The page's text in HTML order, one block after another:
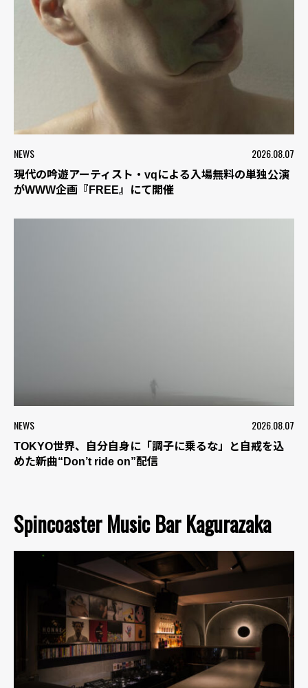
NEWS 2026.08.07
現代の吟遊アーティスト・vqによる入場無料の単独公演
がWWW企画『FREE』にて開催
NEWS 2026.08.07
TOKYO世界、自分自身に「調子に乗るな」と自戒を込
めた新曲“Don’t ride on”配信
Spincoaster Music Bar Kagurazaka